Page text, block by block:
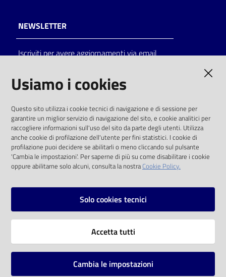
on line
Eventi
Chiedi al
bibliotecario
Avvisi
NEWSLETTER
Iscriviti per avere aggiornamenti via email
solo alle condizioni previste dalla direttiva
comunitaria 2003/98/CE e dal d.lgs. 36/2006
SOCIAL
Instagram
Vai alla pagina
Usiamo i cookies
Questo sito utilizza i cookie tecnici di navigazione e di sessione per
garantire un miglior servizio di navigazione del sito, e cookie analitici per
raccogliere informazioni sull'uso del sito da parte degli utenti. Utilizza
anche cookie di profilazione dell'utente per fini statistici. I cookie di
profilazione puoi decidere se abilitarli o meno cliccando sul pulsante
'Cambia le impostazioni'. Per saperne di più su come disabilitare i cookie
oppure abilitarne solo alcuni, consulta la nostraCookie Policy.
Solo cookies tecnici
Accetta tutti
Cambia le impostazioni